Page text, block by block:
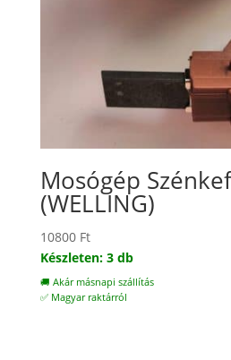
Mosógép
(WELLING)
10800 Ft
Készleten: 3 db
🚚 Akár másnapi szállítás
✅ Magyar raktárról